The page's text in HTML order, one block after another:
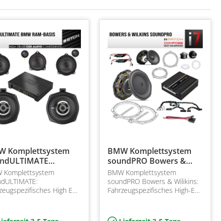
Komplettsystem
RAM
Komplettsystem
High End
bei RAM Modul
BMW Komplettsystem
soundPRO Bowers &
Wilkins
BMW Komplettsystem
soundPRO Bowers & Wilikins:
Fahrzeugspezifisches High-End
Werk verbauten RAM Modul